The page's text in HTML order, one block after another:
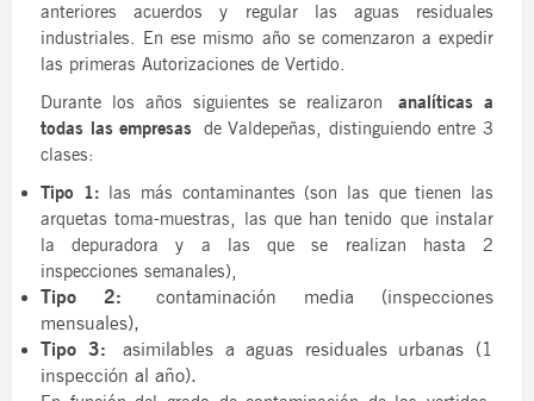
anteriores acuerdos y regular las aguas residuales
industriales. En ese mismo año se comenzaron a expedir
las primeras Autorizaciones de Vertido.
Durante los años siguientes se realizaronanalíticas a
todas las empresas de Valdepeñas, distinguiendo entre 3
clases:
Tipo 1: las más contaminantes (son las que tienen las
arquetas toma-muestras, las que han tenido que instalar
la depuradora y a las que se realizan hasta 2
inspecciones semanales),
Tipo 2: contaminación media (inspecciones
mensuales),
Tipo 3: asimilables a aguas residuales urbanas (1
inspección al año).